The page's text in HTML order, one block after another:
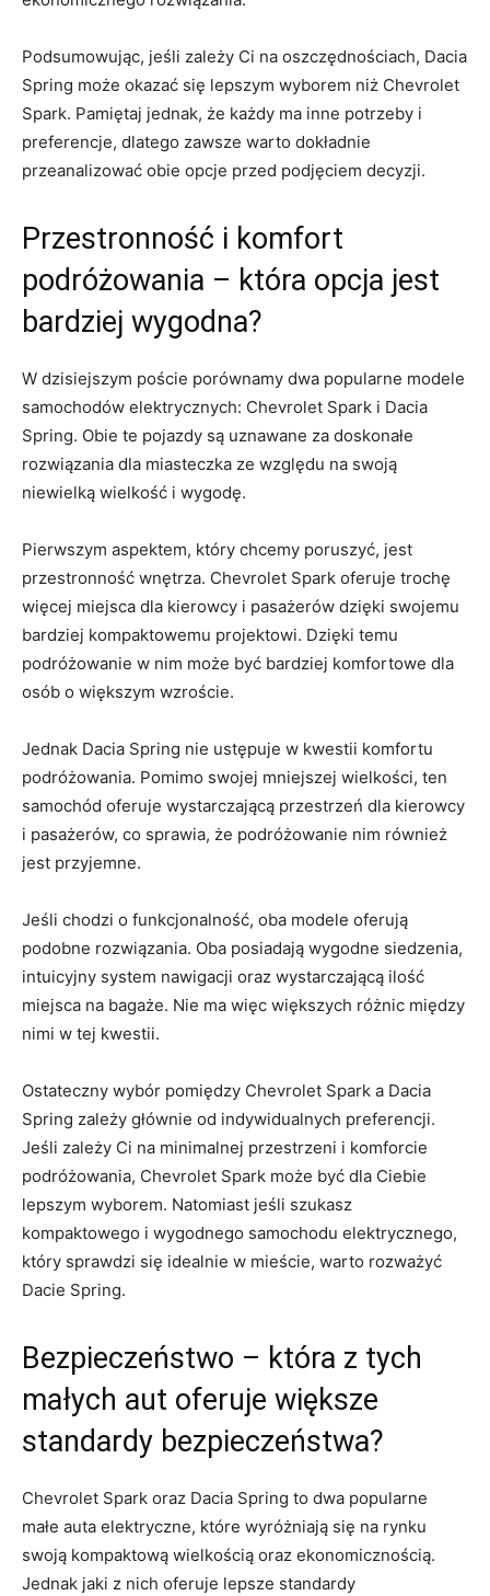
Podsumowując, jeśli‌ zależy Ci na oszczędnościach, ‍Dacia
Spring może okazać⁣ się lepszym ⁣wyborem niż Chevrolet
‍Spark. Pamiętaj jednak, że ⁣każdy ma inne ⁢potrzeby ‌i
preferencje, dlatego⁤ zawsze warto dokładnie
przeanalizować obie⁣ opcje ​przed podjęciem​ decyzji.
Przestronność i ⁢komfort
podróżowania – która opcja‌ jest
bardziej ⁤wygodna?
W ‍dzisiejszym poście⁣ porównamy⁣ dwa ​popularne⁢ modele
samochodów⁣ elektrycznych: Chevrolet Spark i ​Dacia
Spring. Obie te pojazdy ​są uznawane za doskonałe
rozwiązania dla miasteczka ze względu‍ na swoją
niewielką wielkość i wygodę.
Pierwszym aspektem, ⁣który chcemy poruszyć, jest
przestronność wnętrza. Chevrolet Spark oferuje trochę
więcej miejsca ‍dla kierowcy i⁣ pasażerów dzięki swojemu
bardziej kompaktowemu ‌projektowi. ⁢Dzięki ​temu
⁢podróżowanie w nim może być bardziej komfortowe dla
osób ​o większym wzroście.
Jednak ​Dacia Spring ​nie ustępuje w kwestii komfortu
⁣podróżowania. Pomimo swojej mniejszej⁣ wielkości,​ ten
samochód oferuje wystarczającą przestrzeń ⁢dla ⁤kierowcy
‌i pasażerów, co sprawia, że podróżowanie⁤ nim również
jest‌ przyjemne.
Jeśli chodzi o funkcjonalność, oba modele oferują
podobne rozwiązania. ​Oba posiadają wygodne siedzenia,⁢
intuicyjny ​system⁢ nawigacji oraz ⁤wystarczającą ilość⁢
miejsca na bagaże. Nie ‍ma więc większych różnic ​między
nimi ​w⁤ tej kwestii.
Ostateczny wybór pomiędzy ⁢Chevrolet Spark a‌ Dacia
Spring zależy głównie od indywidualnych​ preferencji.
Jeśli zależy Ci⁤ na minimalnej ⁤przestrzeni i komforcie
‍podróżowania, Chevrolet Spark może być dla Ciebie
lepszym wyborem.⁣ Natomiast ‍jeśli szukasz
‌kompaktowego⁣ i wygodnego ​samochodu elektrycznego,
który sprawdzi się⁤ idealnie w mieście, warto rozważyć
Dacie Spring.
Bezpieczeństwo​ – która z tych
małych ‍aut⁣ oferuje większe​
standardy bezpieczeństwa?
Chevrolet ⁣Spark oraz Dacia Spring to dwa‍ popularne⁣
małe​ auta elektryczne, które wyróżniają​ się‍ na rynku
swoją kompaktową wielkością oraz ‍ekonomicznością.
Jednak jaki ‌z ⁣nich oferuje lepsze standardy